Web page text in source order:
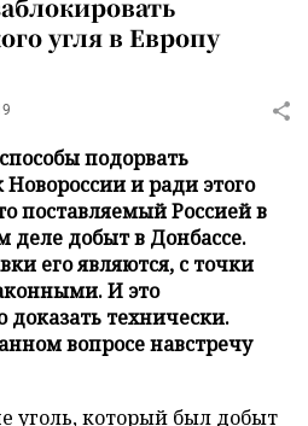
угля в Европу
подорвать
и ради этого
поставляемый Россией в
деле добыт в Донбассе.
его являются, с точки
И это
технически.
вопросе навстречу
уголь, который был добыт